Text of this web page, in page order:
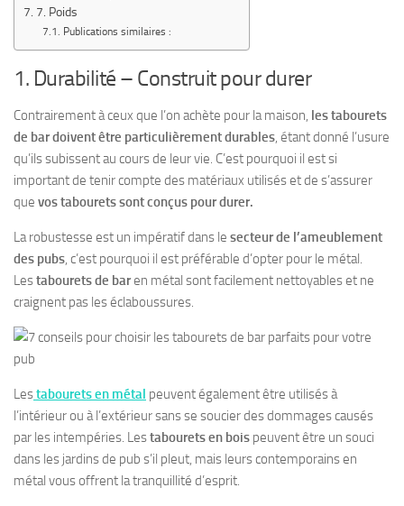
7. Poids
Publications similaires :
1. Durabilité – Construit pour durer
Contrairement à ceux que l’on achète pour la maison, les tabourets
de bar doivent être particulièrement durables, étant donné l’usure
qu’ils subissent au cours de leur vie. C’est pourquoi il est si
important de tenir compte des matériaux utilisés et de s’assurer
que vos tabourets sont conçus pour durer.
La robustesse est un impératif dans le secteur de l’ameublement
des pubs, c’est pourquoi il est préférable d’opter pour le métal.
Lestabourets de baren métal sont facilement nettoyables et ne
craignent pas les éclaboussures.
Lestabouretsen métal peuvent également être utilisés à
l’intérieur ou à l’extérieur sans se soucier des dommages causés
par les intempéries. Lestabourets en bois peuvent être un souci
dans les jardins de pub s’il pleut, mais leurs contemporains en
métal vous offrent la tranquillité d’esprit.